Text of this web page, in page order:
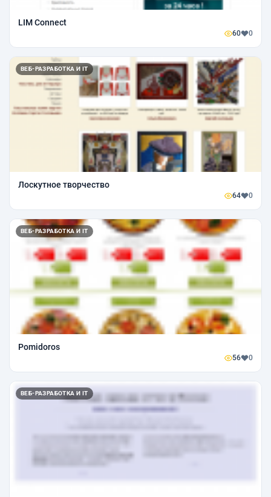
LIM Connect
60 0
ВЕБ-РАЗРАБОТКА И IT
Лоскутное творчество
64 0
ВЕБ-РАЗРАБОТКА И IT
Pomidoros
56 0
ВЕБ-РАЗРАБОТКА И IT